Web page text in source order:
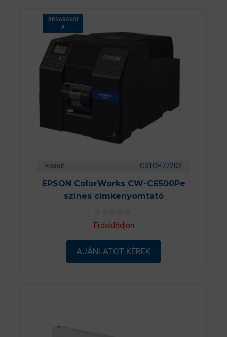
ÁRGARANCI
A
Epson C31CH77202
EPSON ColorWorks CW-C6500Pe
színes címkenyomtató
0
a
-
ő
Érdeklődjön
AJÁNLATOT KÉREK